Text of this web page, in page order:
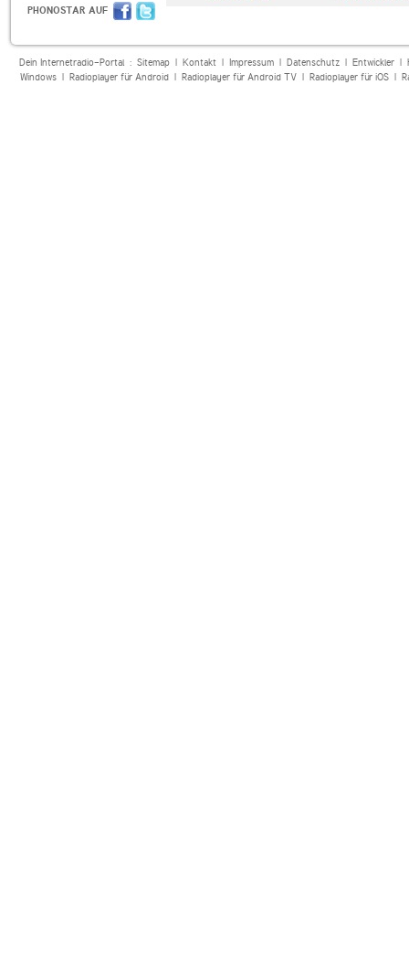
PHONOSTAR AUF
Dein Internetradio-Portal : Sitemap| Kontakt| Impressum| Datenschutz| Entwickler|
Windows| Radioplayer für Android| Radioplayer für Android TV| Radioplayer für iOS|